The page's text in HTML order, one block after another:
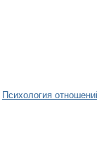
Психология